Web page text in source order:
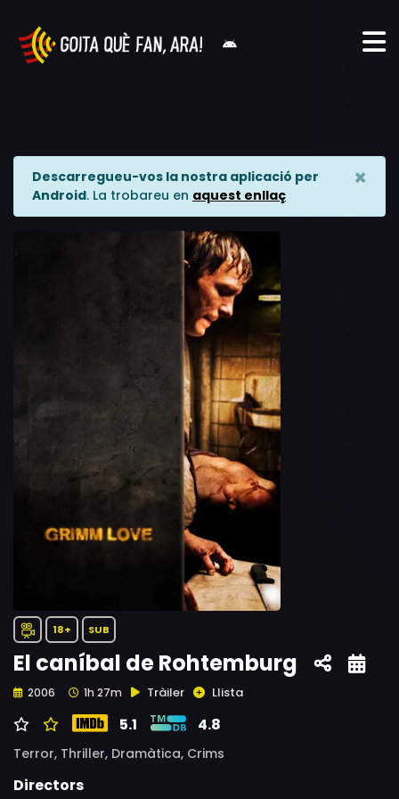
Descarregueu-vos la nostra aplicació per
Android. La trobareu en aquest enllaç
×
18+ SUB
El caníbal de Rohtemburg
2006 1h 27m Tràiler Llista
5.1 4.8
Terror, Thriller, Dramàtica, Crims
Directors